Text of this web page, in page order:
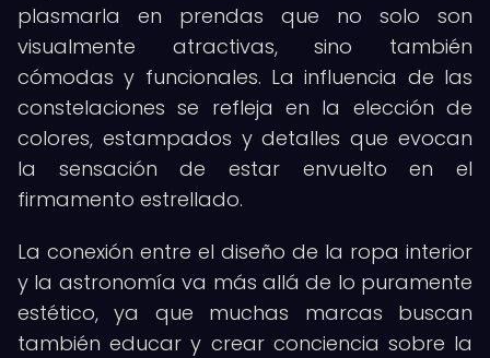
plasmarla en prendas que no solo son
visualmente atractivas, sino también
cómodas y funcionales. La influencia de las
constelaciones se refleja en la elección de
colores, estampados y detalles que evocan
la sensación de estar envuelto en el
firmamento estrellado.
La conexión entre el diseño de la ropa interior
y la astronomía va más allá de lo puramente
estético, ya que muchas marcas buscan
también educar y crear conciencia sobre la